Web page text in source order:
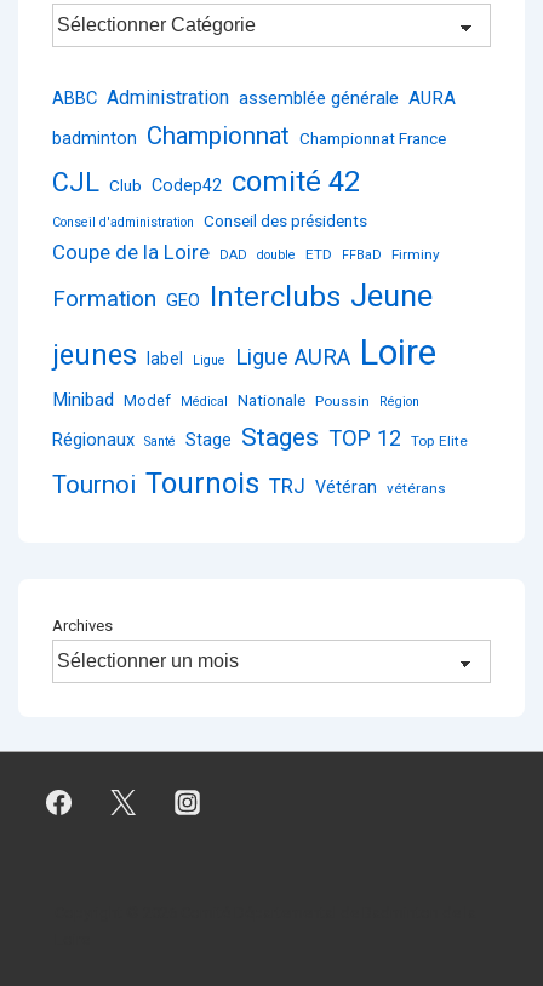
ABBC Administration assemblée générale AURA
badminton Championnat Championnat France
CJL Club Codep42 comité 42
Conseil d'administration Conseil des présidents
Coupe de la Loire DAD double ETD FFBaD Firminy
Formation GEO Interclubs Jeune
jeunes label Ligue Ligue AURA Loire
Minibad Modef Médical Nationale Poussin Région
Régionaux Santé Stage Stages TOP 12 Top Elite
Tournoi Tournois TRJ Vétéran vétérans
Archives